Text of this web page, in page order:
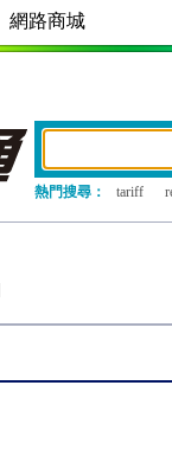
網路商城
熱門搜尋： tariff